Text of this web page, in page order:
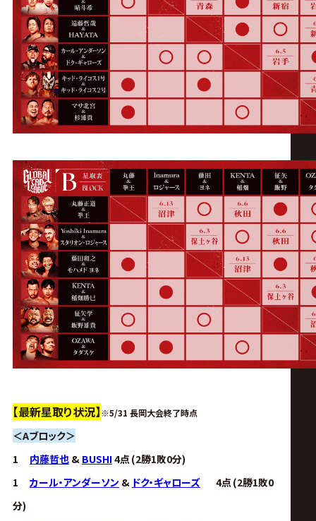
【最新星取り状況】※5/31 長岡大会終了時点
＜Aブロック＞
1
内藤哲也& BUSHI4点 (2勝1敗0分)
1
カール・アンダーソン & ドク・ギャローズ 4点 (2勝1敗0
分)